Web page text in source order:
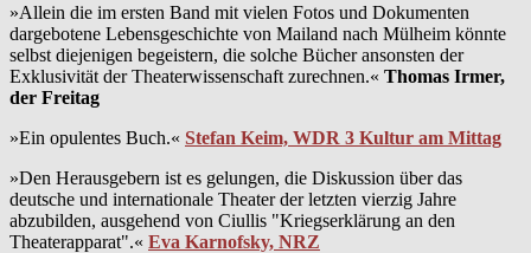
»Allein die im ersten Band mit vielen Fotos und Dokumenten
dargebotene Lebensgeschichte von Mailand nach Mülheim könnte
selbst diejenigen begeistern, die solche Bücher ansonsten der
Exklusivität der Theaterwissenschaft zurechnen.« Thomas Irmer,
der Freitag
»Ein opulentes Buch.« Stefan Keim, WDR 3 Kultur am Mittag
»Den Herausgebern ist es gelungen, die Diskussion über das
deutsche und internationale Theater der letzten vierzig Jahre
abzubilden, ausgehend von Ciullis "Kriegserklärung an den
Theaterapparat".« Eva Karnofsky, NRZ